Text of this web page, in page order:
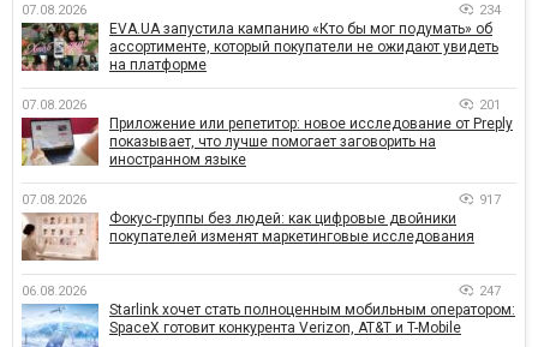
07.08.2026 234
EVA.UA запустила кампанию «Кто бы мог подумать» об
ассортименте, который покупатели не ожидают увидеть
на платформе
07.08.2026 201
Приложение или репетитор: новое исследование от Preply
показывает, что лучше помогает заговорить на
иностранном языке
07.08.2026 917
Фокус-группы без людей: как цифровые двойники
покупателей изменят маркетинговые исследования
06.08.2026 247
Starlink хочет стать полноценным мобильным оператором:
SpaceX готовит конкурента Verizon, AT&T и T-Mobile